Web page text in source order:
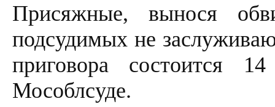
Присяжные, вынося
подсудимых не
приговора состоится
Мособлсуде.